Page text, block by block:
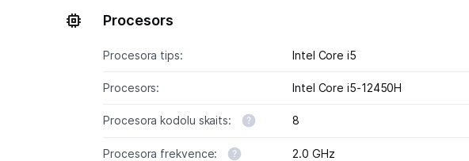
Procesors
Procesora tips: Intel Core i5
Procesors: Intel Core i5-12450H
Procesora kodolu skaits: 8
Procesora frekvence: 2.0 GHz